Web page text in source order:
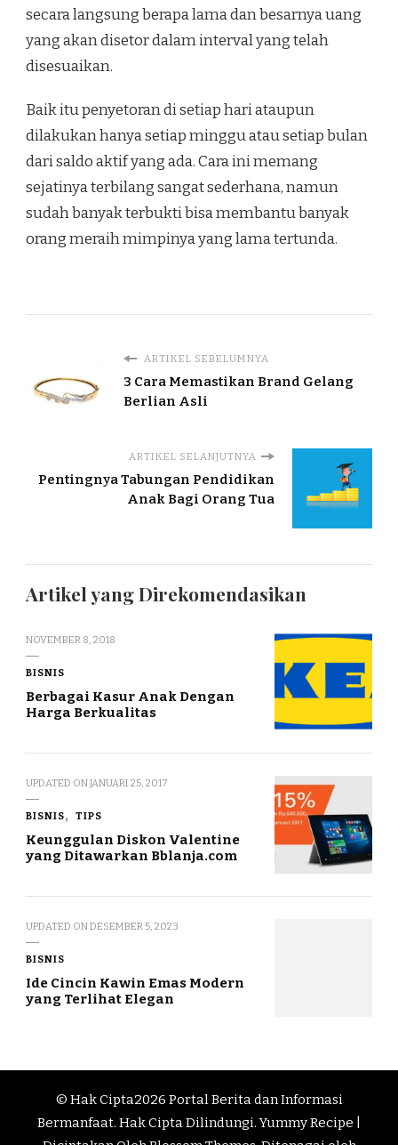
secara langsung berapa lama dan besarnya uang
yang akan disetor dalam interval yang telah
disesuaikan.
Baik itu penyetoran di setiap hari ataupun
dilakukan hanya setiap minggu atau setiap bulan
dari saldo aktif yang ada. Cara ini memang
sejatinya terbilang sangat sederhana, namun
sudah banyak terbukti bisa membantu banyak
orang meraih mimpinya yang lama tertunda.
ARTIKEL SEBELUMNYA
3 Cara Memastikan Brand Gelang
Berlian Asli
ARTIKEL SELANJUTNYA
Pentingnya Tabungan Pendidikan
Anak Bagi Orang Tua
Artikel yang Direkomendasikan
NOVEMBER 8, 2018
BISNIS
Berbagai Kasur Anak Dengan
Harga Berkualitas
UPDATED ONJANUARI 25, 2017
BISNIS TIPS
Keunggulan Diskon Valentine
yang Ditawarkan Bblanja.com
UPDATED ONDESEMBER 5, 2023
BISNIS
Ide Cincin Kawin Emas Modern
yang Terlihat Elegan
© Hak Cipta2026 Portal Berita dan Informasi
Bermanfaat. Hak Cipta Dilindungi.Yummy Recipe |